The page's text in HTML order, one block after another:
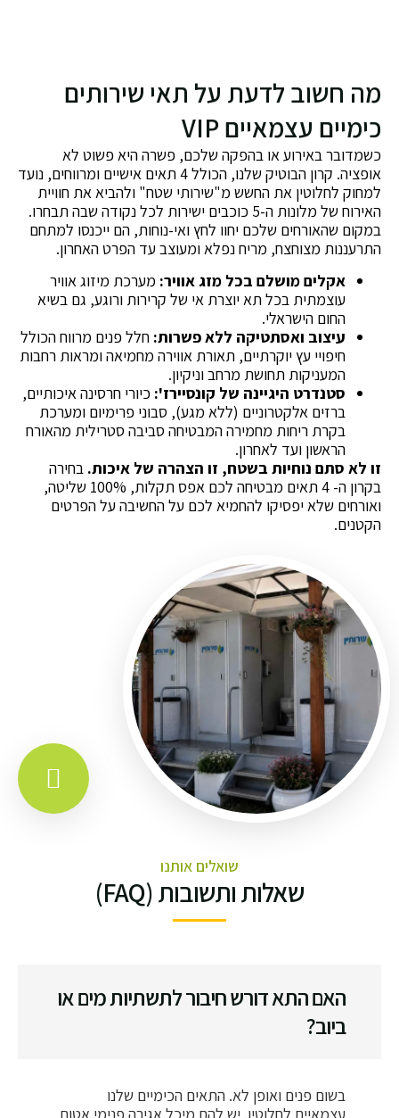
מה חשוב לדעת על תאי שירותים
כימיים עצמאיים VIP
כשמדובר באירוע או בהפקה שלכם, פשרה היא פשוט לא
אופציה. קרון הבוטיק שלנו, הכולל 4 תאים אישיים ומרווחים, נועד
למחוק לחלוטין את החשש מ"שירותי שטח" ולהביא את חוויית
האירוח של מלונות ה-5 כוכבים ישירות לכל נקודה שבה תבחרו.
במקום שהאורחים שלכם יחוו לחץ ואי-נוחות, הם ייכנסו למתחם
התרעננות מצוחצח, מריח נפלא ומעוצב עד הפרט האחרון.
אקלים מושלם בכל מזג אוויר: מערכת מיזוג אוויר
עוצמתית בכל תא יוצרת אי של קרירות ורוגע, גם בשיא
החום הישראלי.
עיצוב ואסתטיקה ללא פשרות: חלל פנים מרווח הכולל
חיפויי עץ יוקרתיים, תאורת אווירה מחמיאה ומראות רחבות
המעניקות תחושת מרחב וניקיון.
סטנדרט היגיינה של קונסיירז': כיורי חרסינה איכותיים,
ברזים אלקטרוניים (ללא מגע), סבוני פרימיום ומערכת
בקרת ריחות מחמירה המבטיחה סביבה סטרילית מהאורח
הראשון ועד לאחרון.
זו לא סתם נוחיות בשטח, זו הצהרה של איכות. בחירה
בקרון ה- 4 תאים מבטיחה לכם אפס תקלות, 100% שליטה,
ואורחים שלא יפסיקו להחמיא לכם על החשיבה על הפרטים
הקטנים.
שואלים אותנו
שאלות ותשובות (FAQ)
האם התא דורש חיבור לתשתיות מים או
ביוב?
בשום פנים ואופן לא. התאים הכימיים שלנו